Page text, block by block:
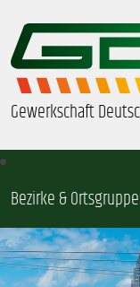
Gewerkschaft
ÜBER UNS
BEZIRKE &
Bezirke &